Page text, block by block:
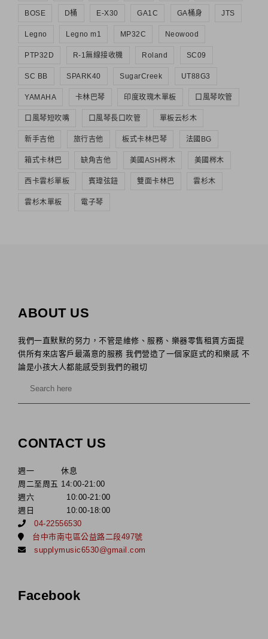
BOSE D桶 E-X30 GA1C GA桶身 JTS
Legno Legno m1 MP32C Neowood
PTP32D R-1無線接收機 Roland SC09
SC BB SPARK40 SugarCreek UT88G3
YAMAHA 卡林巴琴 印度玫瑰木單板 口風琴吹管
口風琴短吹嘴 口風琴長口吹管 單板云杉木
新手吉他 旅行吉他 板式卡林巴琴 法國BG
箱式卡林巴 缺角吉他 美國ASH梣木 美國梣木
西卡雲杉單板 賓瑋弦鈕 雙面卡林巴 雲杉木
雲杉木單板 電子琴
ABOUT US
我們一直默默的努力，不管是維修、服務、樂器零售租賃方面提
供所有來店客戶最滿意的服務 我們營造了一個家庭式的和樂感 不
論是小孩大人都能感受到我們的親切
CONTACT US
週一 休息
周二至周五 14:00-21:00
週六 10:00-21:00
週日 10:00-18:00
04-22556530
台中市南屯區公益路二段497號
supplymusic6530@gmail.com
Facebook